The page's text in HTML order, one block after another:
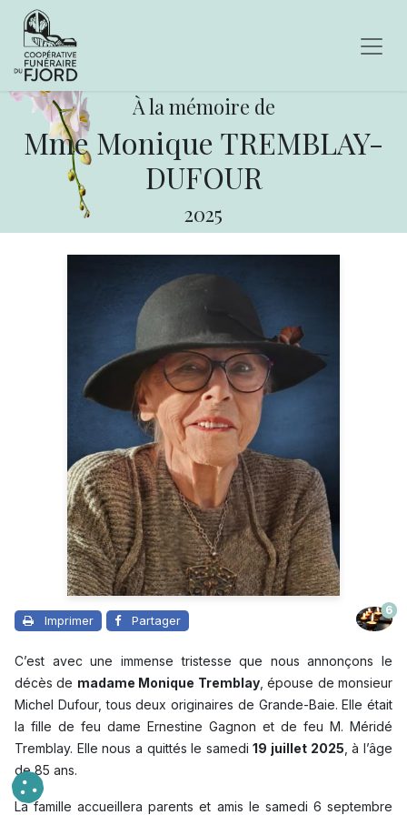
À la mémoire de
Mme Monique TREMBLAY-
DUFOUR
2025
Imprimer Partager
6
C’est avec une immense tristesse que nous annonçons le
décès de madame Monique Tremblay, épouse de monsieur
Michel Dufour, tous deux originaires de Grande-Baie. Elle était
la fille de feu dame Ernestine Gagnon et de feu M. Méridé
Tremblay. Elle nous a quittés le samedi19 juillet 2025 , à l’âge
de 85 ans.
La famille accueillera parents et amis le samedi 6 septembre